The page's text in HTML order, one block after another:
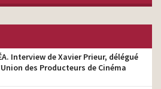
Interview de Xavier Prieur, délégué
des Producteurs de Cinéma